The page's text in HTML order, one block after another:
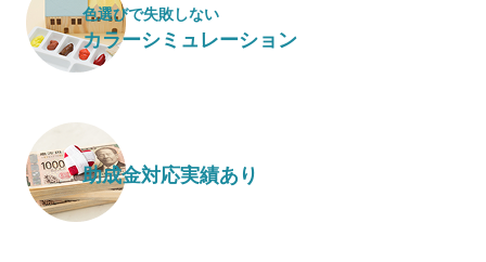
色選びで失敗しない
カラーシミュレーション
助成金対応実績あり